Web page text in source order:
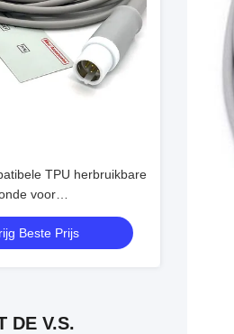
TPU herbruikbare
voor
Beste Prijs
DE V.S.